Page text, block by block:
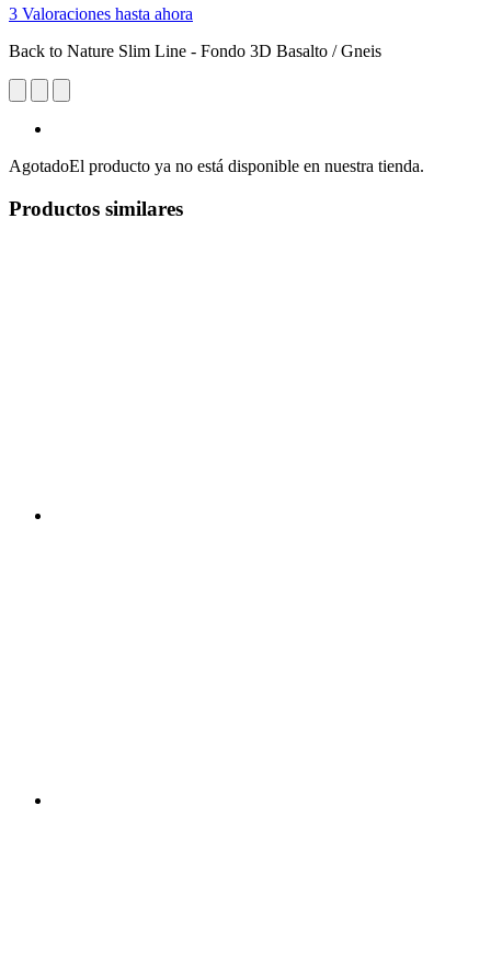
3 Valoraciones hasta ahora
Back to Nature Slim Line - Fondo 3D Basalto / Gneis
AgotadoEl producto ya no está disponible en nuestra tienda.
Productos similares